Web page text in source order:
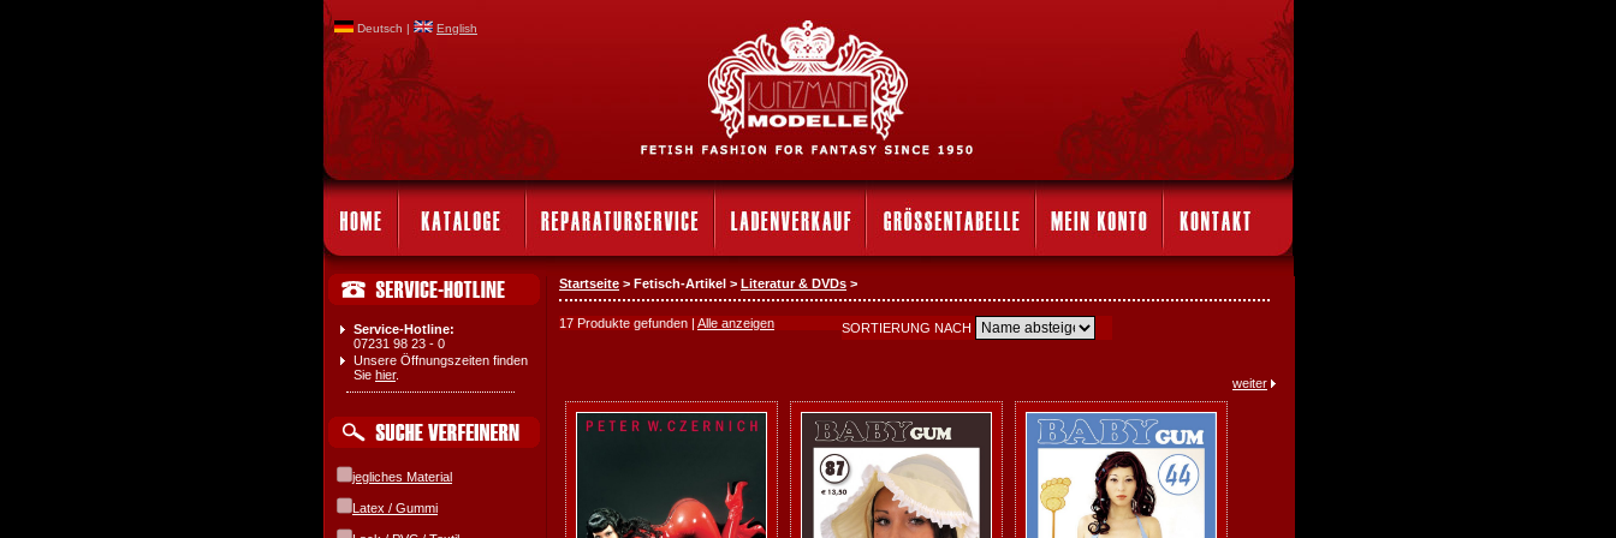
Deutsch | English
Service-Hotline:
07231 98 23 - 0
Unsere Öffnungszeiten finden
Sie hier.
jegliches Material
Latex / Gummi
Startseite > Fetisch-Artikel > Literatur & DVDs >
17 Produkte gefunden | Alle anzeigen SORTIERUNG NACH
weiter